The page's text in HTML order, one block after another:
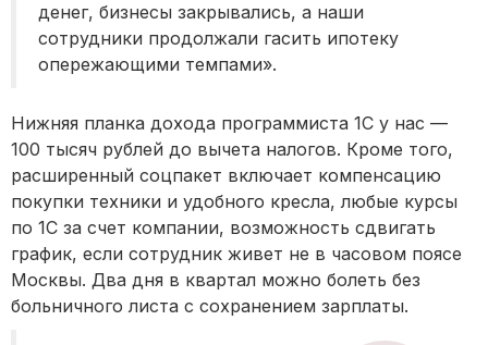
денег, бизнесы закрывались, а наши
сотрудники продолжали гасить ипотеку
опережающими темпами».
Нижняя планка дохода программиста 1С у нас —
100 тысяч рублей до вычета налогов. Кроме того,
расширенный соцпакет включает компенсацию
покупки техники и удобного кресла, любые курсы
по 1С за счет компании, возможность сдвигать
график, если сотрудник живет не в часовом поясе
Москвы. Два дня в квартал можно болеть без
больничного листа с сохранением зарплаты.